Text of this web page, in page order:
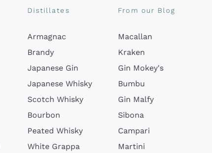
Distillates
Armagnac
Brandy
Japanese Gin
Japanese Whisky
Scotch Whisky
Bourbon
Peated Whisky
White Grappa
From our Blog
Macallan
Kraken
Gin Mokey's
Bumbu
Gin Malfy
Sibona
Campari
Martini